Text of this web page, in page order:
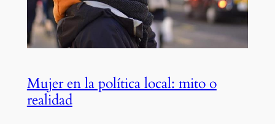
Mujer en la política local: mito o
realidad